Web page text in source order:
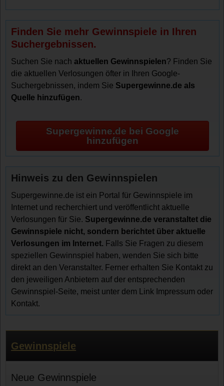
Finden Sie mehr Gewinnspiele in Ihren
Suchergebnissen.
Suchen Sie nachaktuellen Gewinnspielen? Finden Sie
die aktuellen Verlosungen öfter in Ihren Google-
Suchergebnissen, indem Sie Supergewinne.de als
Quelle hinzufügen.
Supergewinne.de bei Google
hinzufügen
Hinweis zu den Gewinnspielen
Supergewinne.de ist ein Portal für Gewinnspiele im
Internet und recherchiert und veröffentlicht aktuelle
Verlosungen für Sie. Supergewinne.de veranstaltet die
Gewinnspiele nicht, sondern berichtet über aktuelle
Verlosungen im Internet. Falls Sie Fragen zu diesem
speziellen Gewinnspiel haben, wenden Sie sich bitte
direkt an den Veranstalter. Ferner erhalten Sie Kontakt zu
den jeweiligen Anbietern auf der entsprechenden
Gewinnspiel-Seite, meist unter dem Link Impressum oder
Kontakt.
Gewinnspiele
Neue Gewinnspiele